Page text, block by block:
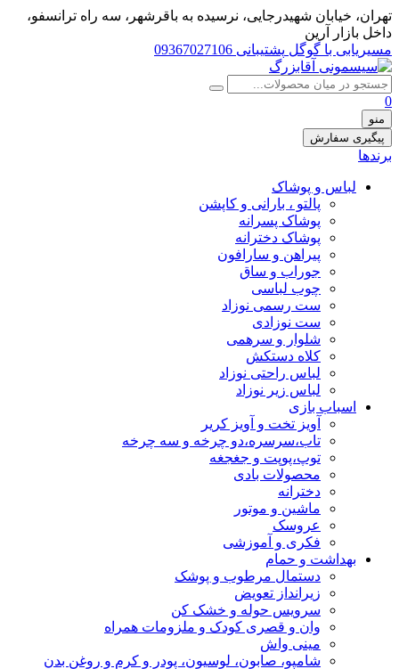
تهران، خيابان شهيدرجايى، نرسیده به باقرشهر، سه راه ترانسفو،
داخل بازار آرین
مسیریابی با گوگل پشتیبانی 09367027106
0
منو
پیگیری سفارش
برندها
لباس و پوشاک
پالتو ، بارانی و کاپشن
پوشاک پسرانه
پوشاک دخترانه
پیراهن و سارافون
جوراب و ساق
چوب لباسی
ست رسمی نوزاد
ست نوزادی
شلوار و سرهمی
کلاه دستکش
لباس راحتی نوزاد
لباس زیر نوزاد
اسباب بازی
آویز تخت و آویز کریر
تاب،سرسره،دو چرخه و سه چرخه
توپ،پوپت و جغجغه
محصولات بادی
دخترانه
ماشین و موتور
عروسک
فکری و آموزشی
بهداشت و حمام
دستمال مرطوب و پوشک
زیرانداز تعویض
سرویس حوله و خشک کن
وان و قصری کودک و ملزومات همراه
مینی واش
شامپو، صابون، لوسیون، پودر و کرم و روغن بدن